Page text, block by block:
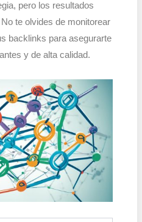
pero los resultados
te olvides de monitorear
backlinks para asegurarte
y de alta calidad.